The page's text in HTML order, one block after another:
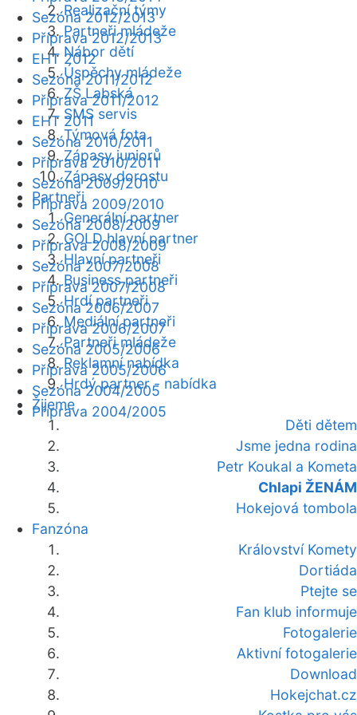
Realizační týmy
Partneři mládeže
Nábor dětí
Úspěchy mládeže
ZŠ Labská
SMS servis
Týmová fota
Zápasy juniorů
Zápasy dorostu
Partneři
Generální partner
GOLD hlavní partner
Hlavní partneři
Business partneři
Hrdí partneři
Mediální partneři
Partneři mládeže
Reklamní nabídka
Hrdý partner - nabídka
Žijeme
Děti dětem
Jsme jedna rodina
Petr Koukal a Kometa
Chlapi ŽENÁM
Hokejová tombola
Fanzóna
Království Komety
Dortiáda
Ptejte se
Fan klub informuje
Fotogalerie
Aktivní fotogalerie
Download
Hokejchat.cz
Sezóna 2012/2013
Příprava 2012/2013
EHT 2012
Sezóna 2011/2012
Příprava 2011/2012
EHT 2011
Sezóna 2010/2011
Příprava 2010/2011
Sezóna 2009/2010
Příprava 2009/2010
Sezóna 2008/2009
Příprava 2008/2009
Sezóna 2007/2008
Příprava 2007/2008
Sezóna 2006/2007
Příprava 2006/2007
Sezóna 2005/2006
Příprava 2005/2006
Sezóna 2004/2005
Příprava 2004/2005